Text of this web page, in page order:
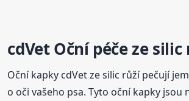
cdVet Oční péče ze
Oční kapky cdVet ze silic růží pečují
o oči vašeho psa. Tyto oční kapky jsou